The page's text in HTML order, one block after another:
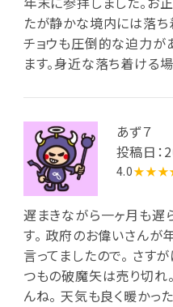
たが静かな境内には落ち
チョウも圧倒的な迫力が
ます。身近な落ち着ける
あず７
投稿日
4.0
遅まきながら一ヶ月も遅
す。 政府のお偉いさん
言ってましたので。 さす
つもの破魔矢は売り切れ
んね。 天気も良く暖かっ